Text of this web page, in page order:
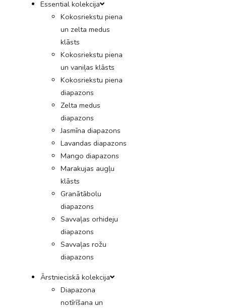
Essential kolekcija
Kokosriekstu piena
un zelta medus
klāsts
Kokosriekstu piena
un vaniļas klāsts
Kokosriekstu piena
diapazons
Zelta medus
diapazons
Jasmīna diapazons
Lavandas diapazons
Mango diapazons
Marakujas augļu
klāsts
Granātābolu
diapazons
Savvaļas orhideju
diapazons
Savvaļas rožu
diapazons
Ārstnieciskā kolekcija
Diapazona
notīrīšana un